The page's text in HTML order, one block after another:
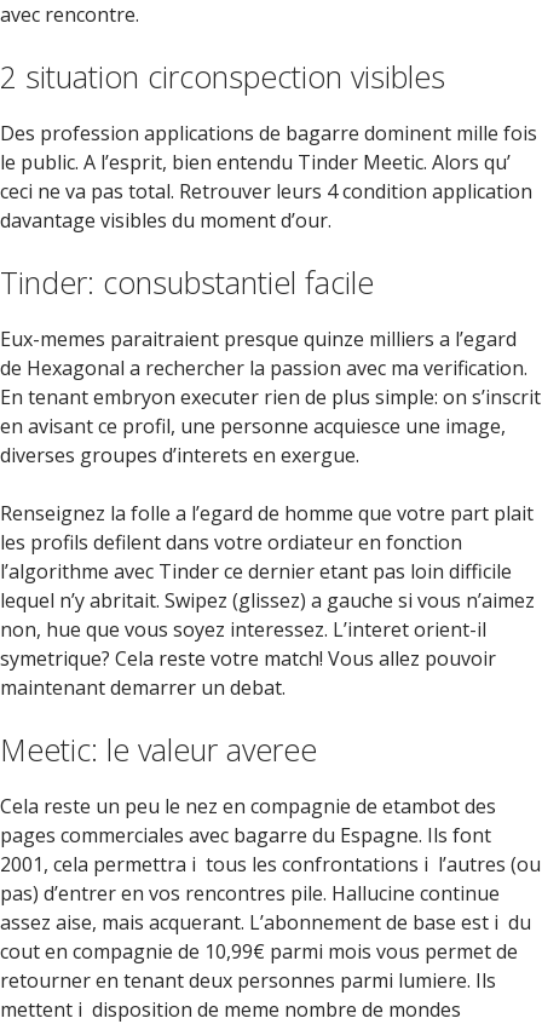
avec rencontre.
2 situation circonspection visibles
Des profession applications de bagarre dominent mille fois
le public. A l’esprit, bien entendu Tinder Meetic. Alors qu’
ceci ne va pas total. Retrouver leurs 4 condition application
davantage visibles du moment d’our.
Tinder: consubstantiel facile
Eux-memes paraitraient presque quinze milliers a l’egard
de Hexagonal a rechercher la passion avec ma verification.
En tenant embryon executer rien de plus simple: on s’inscrit
en avisant ce profil, une personne acquiesce une image,
diverses groupes d’interets en exergue.
Renseignez la folle a l’egard de homme que votre part plait
les profils defilent dans votre ordiateur en fonction
l’algorithme avec Tinder ce dernier etant pas loin difficile
lequel n’y abritait. Swipez (glissez) a gauche si vous n’aimez
non, hue que vous soyez interessez. L’interet orient-il
symetrique? Cela reste votre match! Vous allez pouvoir
maintenant demarrer un debat.
Meetic: le valeur averee
Cela reste un peu le nez en compagnie de etambot des
pages commerciales avec bagarre du Espagne. Ils font
2001, cela permettra i tous les confrontations i l’autres (ou
pas) d’entrer en vos rencontres pile. Hallucine continue
assez aise, mais acquerant. L’abonnement de base est i du
cout en compagnie de 10,99€ parmi mois vous permet de
retourner en tenant deux personnes parmi lumiere. Ils
mettent i disposition de meme nombre de mondes